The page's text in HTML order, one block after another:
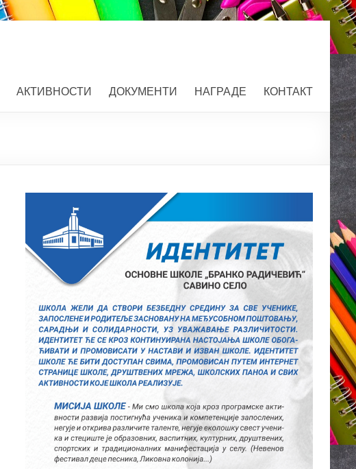
АКТИВНОСТИ ДОКУМЕНТИ НАГРАДЕ КОНТАКТ